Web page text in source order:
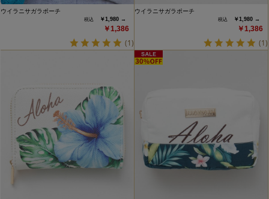
ウイラニサガラポーチ
￥1,980 →
￥1,386
(1)
ウイラニサガラポーチ
￥1,980 →
￥1,386
(1)